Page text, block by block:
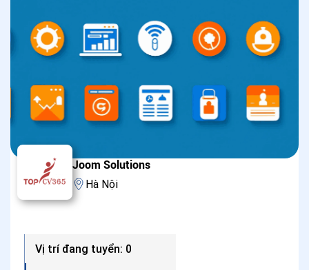
Joom Solutions
Hà Nội
Vị trí đang tuyển: 0